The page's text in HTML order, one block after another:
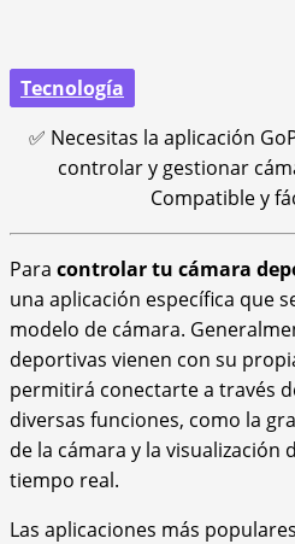
Tecnología
✅ Necesitas la aplicación
controlar y gestionar
Compatible y
Para controlar tu cámara
una aplicación específica que
modelo de cámara.
deportivas vienen con su
permitirá conectarte a través
diversas funciones, como la
de la cámara y la visualización
tiempo real.
Las aplicaciones más